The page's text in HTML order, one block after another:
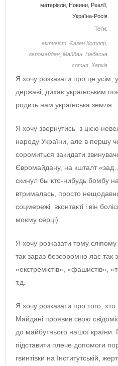
матеріяли Новини Реалії
Україна-Росія
Теґи:
активіст Євген Котляр
євромайдан Майдан Небесна
сотня Харків
Я хочу розказати про це усім,
державі, дихає українським
родить нам українська земля.
Я хочу звернутись з цією
народу України, але в першу
соромиться закидати
Євромайдану, на кшталт
скинул бы кто-нибудь бомбу
втрималась, просто
соцмережі вконтакті і він
моєму серці).
Я хочу розказати тому
так зараз безсоромно лає так
«екстремістів», «фашистів»,
т.д.
Я хочу розказати про того,
Майдані проявив свою
до майбутнього нашої країни.
підставити плече допомоги
гвинтівки на Інститутській,